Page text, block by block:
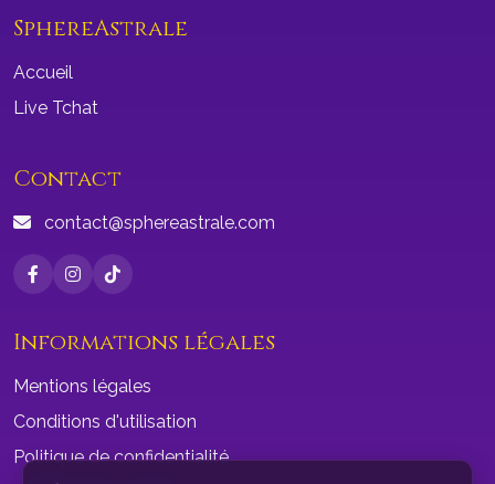
SphereAstrale
Accueil
Live Tchat
Contact
contact@sphereastrale.com
Informations légales
Mentions légales
Conditions d'utilisation
Politique de confidentialité